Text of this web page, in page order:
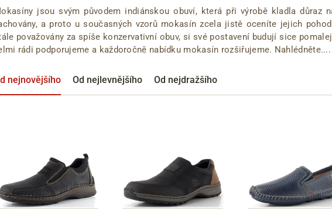
nebo přihlášení
Přes Facebook
osobních údajů
jsou svým původem indiánskou obuví, která při výrobě kladla
a proto u současných vzorů mokasín zcela jistě oceníte jejich
považovány za spíše konzervativní obuv, si své postavení budují sice
rádi podporujeme a každoročně nabídku mokasín rozšiřujeme. Nahlédněte....
nejnovějšího Od nejlevnějšího Od nejdražšího